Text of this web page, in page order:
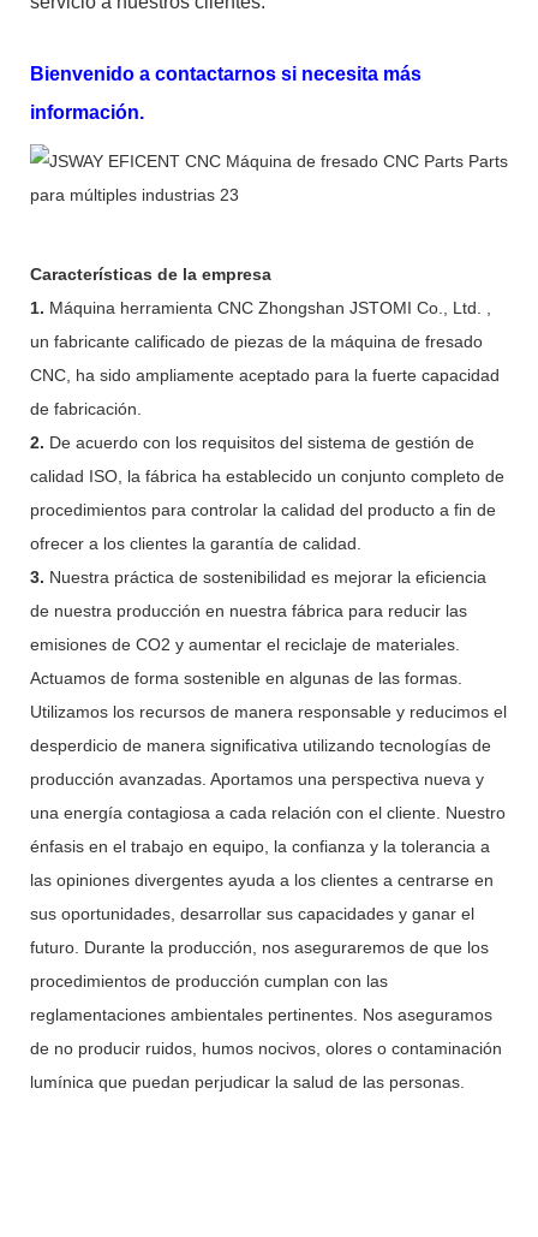
Bienvenido a contactarnos si necesita más
información.
Características de la empresa
1. Máquina herramienta CNC Zhongshan JSTOMI Co., Ltd. ,
un fabricante calificado de piezas de la máquina de fresado
CNC, ha sido ampliamente aceptado para la fuerte capacidad
de fabricación.
2. De acuerdo con los requisitos del sistema de gestión de
calidad ISO, la fábrica ha establecido un conjunto completo de
procedimientos para controlar la calidad del producto a fin de
ofrecer a los clientes la garantía de calidad.
3. Nuestra práctica de sostenibilidad es mejorar la eficiencia
de nuestra producción en nuestra fábrica para reducir las
emisiones de CO2 y aumentar el reciclaje de materiales.
Actuamos de forma sostenible en algunas de las formas.
Utilizamos los recursos de manera responsable y reducimos el
desperdicio de manera significativa utilizando tecnologías de
producción avanzadas. Aportamos una perspectiva nueva y
una energía contagiosa a cada relación con el cliente. Nuestro
énfasis en el trabajo en equipo, la confianza y la tolerancia a
las opiniones divergentes ayuda a los clientes a centrarse en
sus oportunidades, desarrollar sus capacidades y ganar el
futuro. Durante la producción, nos aseguraremos de que los
procedimientos de producción cumplan con las
reglamentaciones ambientales pertinentes. Nos aseguramos
de no producir ruidos, humos nocivos, olores o contaminación
lumínica que puedan perjudicar la salud de las personas.